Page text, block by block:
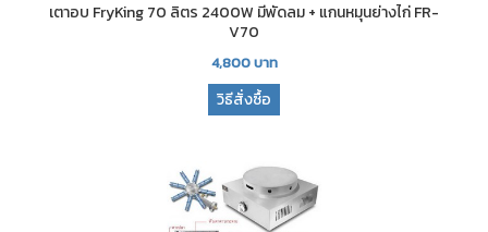
เตาอบ FryKing 70 ลิตร 2400W มีพัดลม + แกนหมุนย่างไก่ FR-
V70
4,800บาท
วิธีสั่งซื้อ